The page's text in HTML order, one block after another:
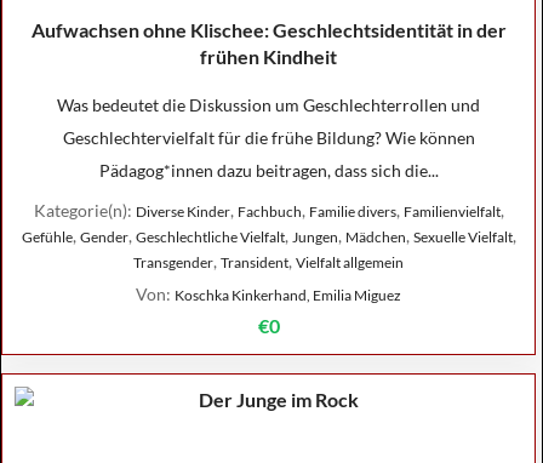
Aufwachsen ohne Klischee: Geschlechtsidentität in der
frühen Kindheit
Was bedeutet die Diskussion um Geschlechterrollen und
Geschlechtervielfalt für die frühe Bildung? Wie können
Pädagog*innen dazu beitragen, dass sich die...
Kategorie(n): Diverse Kinder, Fachbuch, Familie divers, Familienvielfalt,
Gefühle, Gender, Geschlechtliche Vielfalt, Jungen, Mädchen, Sexuelle Vielfalt,
Transgender, Transident, Vielfalt allgemein
Von: Koschka Kinkerhand, Emilia Miguez
€0